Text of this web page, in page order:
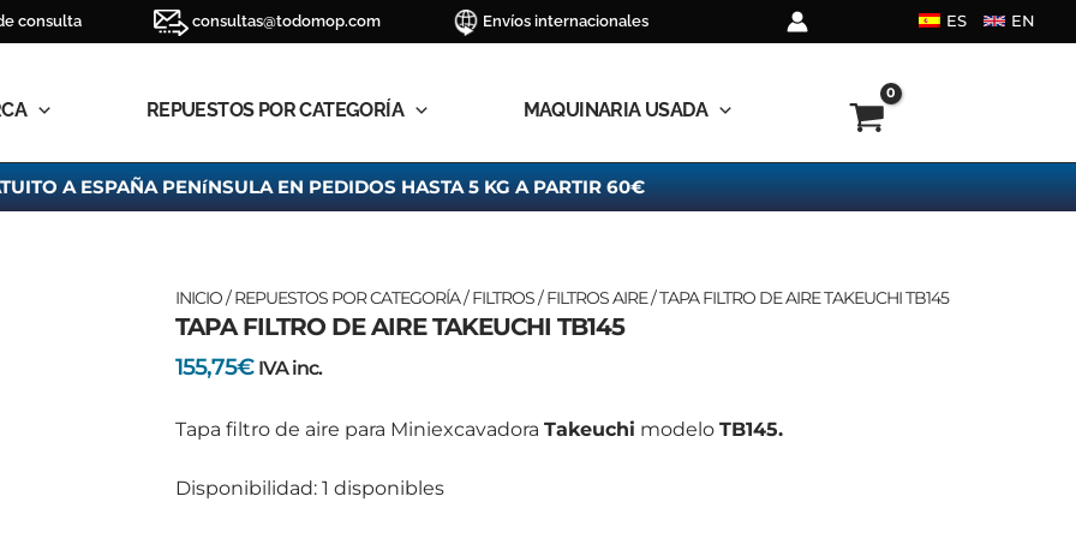
consulta consultas@todomop.com Envíos internacionales ES EN
REPUESTOS POR CATEGORÍA MAQUINARIA USADA
A ESPAÑA PENíNSULA EN PEDIDOS HASTA 5 KG A PARTIR 60€
INICIO/REPUESTOS POR CATEGORÍA/FILTROS/FILTROS AIRE/ TAPA FILTRO DE AIRE TAKEUCHI TB145
TAPA FILTRO DE AIRE TAKEUCHI TB145
155,75€ IVA inc.
Tapa filtro de aire para Miniexcavadora Takeuchi modelo TB145.
Disponibilidad: 1 disponibles
TAPA
FILTRO
DE
AIRE
TB145